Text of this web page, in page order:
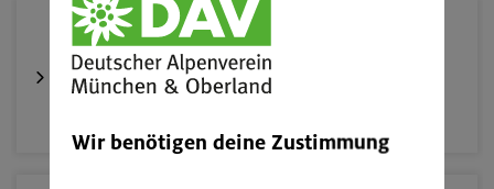
19.08.26
Schnupperkletterkurs indoor
Wir benötigen deine Zustimmung